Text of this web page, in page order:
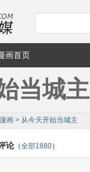
画首页
当城主
画 > 从今天开始当城主
论 （全部1880）